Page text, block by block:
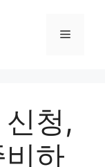
Menu
청,
하